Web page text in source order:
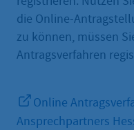
die Online-
zu können, müssen
Antragsverfahren
Online
Ansprechpartners